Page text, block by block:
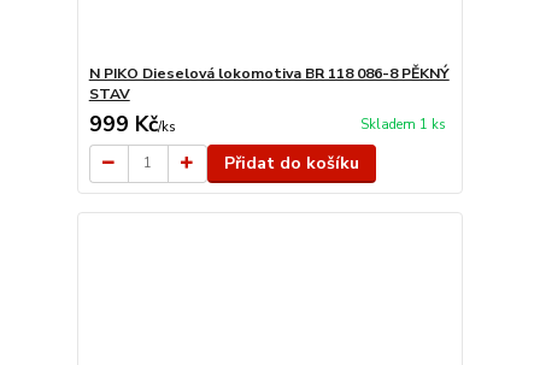
N PIKO Dieselová lokomotiva BR 118 086-8 PĚKNÝ
STAV
999 Kč/ks Skladem 1 ks
Přidat do košíku